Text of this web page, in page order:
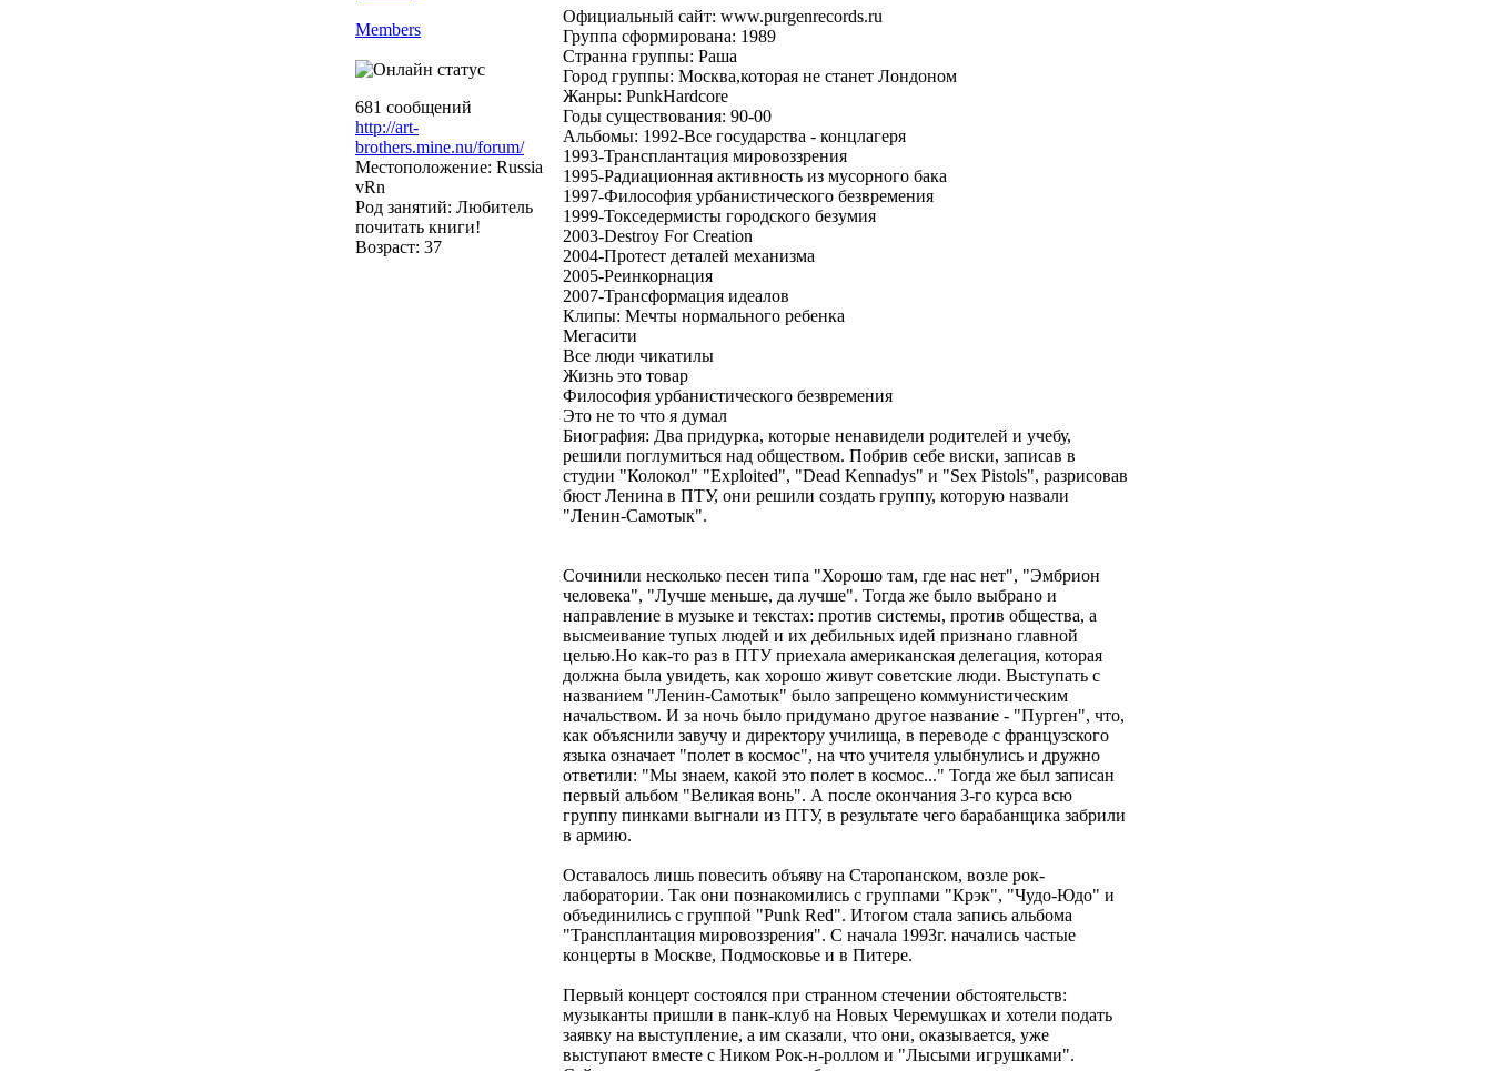
Members
681 сообщений
http://art-
brothers.mine.nu/forum/
Местоположение: Russia
vRn
Род занятий: Любитель
почитать книги!
Возраст: 37
Официальный сайт: www.purgenrecords.ru
Группа сформирована: 1989
Странна группы: Раша
Город группы: Москва,которая не станет Лондоном
Жанры: PunkHardcore
Годы существования: 90-00
Альбомы: 1992-Все государства - концлагеря
1993-Трансплантация мировоззрения
1995-Радиационная активность из мусорного бака
1997-Философия урбанистического безвремения
1999-Токседермисты городского безумия
2003-Destroy For Creation
2004-Протест деталей механизма
2005-Реинкорнация
2007-Трансформация идеалов
Клипы: Мечты нормального ребенка
Мегасити
Все люди чикатилы
Жизнь это товар
Философия урбанистического безвремения
Это не то что я думал
Биография: Два придурка, которые ненавидели родителей и учебу,
решили поглумиться над обществом. Побрив себе виски, записав в
студии "Колокол" "Exploited", "Dead Kennadys" и "Sex Pistols", разрисовав
бюст Ленина в ПТУ, они решили создать группу, которую назвали
"Ленин-Самотык".
Сочинили несколько песен типа "Хорошо там, где нас нет", "Эмбрион
человека", "Лучше меньше, да лучше". Тогда же было выбрано и
направление в музыке и текстах: против системы, против общества, а
высмеивание тупых людей и их дебильных идей признано главной
целью.Но как-то раз в ПТУ приехала американская делегация, которая
должна была увидеть, как хорошо живут советские люди. Выступать с
названием "Ленин-Самотык" было запрещено коммунистическим
начальством. И за ночь было придумано другое название - "Пурген", что,
как объяснили завучу и директору училища, в переводе с французского
языка означает "полет в космос", на что учителя улыбнулись и дружно
ответили: "Мы знаем, какой это полет в космос..." Тогда же был записан
первый альбом "Великая вонь". А после окончания 3-го курса всю
группу пинками выгнали из ПТУ, в результате чего барабанщика забрили
в армию.
Оставалось лишь повесить объяву на Старопанском, возле рок-
лаборатории. Так они познакомились с группами "Крэк", "Чудо-Юдо" и
объединились с группой "Punk Red". Итогом стала запись альбома
"Трансплантация мировоззрения". С начала 1993г. начались частые
концерты в Москве, Подмосковье и в Питере.
Первый концерт состоялся при странном стечении обстоятельств:
музыканты пришли в панк-клуб на Новых Черемушках и хотели подать
заявку на выступление, а им сказали, что они, оказывается, уже
выступают вместе с Ником Рок-н-роллом и "Лысыми игрушками".